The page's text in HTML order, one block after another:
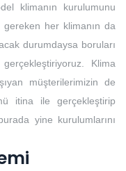
klimanın kurulumunu
gereken her klimanın da
durumdaysa boruları
Klima
müşterilerimizin de
itina ile gerçekleştirip
yine kurulumlarını